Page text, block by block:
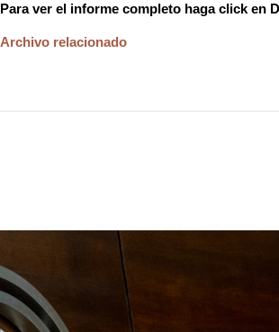
Para ver el informe completo haga click en
Archivo relacionado